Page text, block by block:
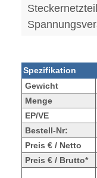
Spezifikation
Gewicht
Menge
EP/VE
Bestell-Nr:
Preis € / Netto
Preis € / Brutto*